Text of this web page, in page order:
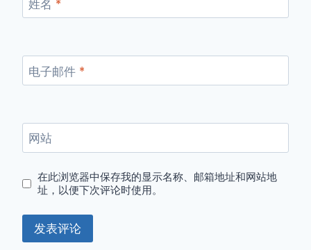
姓名 *
电子邮件 *
网站
在此浏览器中保存我的显示名称、邮箱地址和网站地
址，以便下次评论时使用。